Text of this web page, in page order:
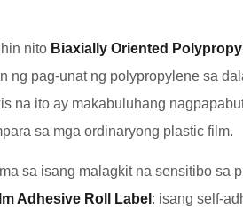
nito Biaxially Oriented
ng pag-unat ng polypropylene sa
na ito ay makabuluhang
sa mga ordinaryong plastic film.
sa isang malagkit na sensitibo sa
Adhesive Roll Label : isang self-